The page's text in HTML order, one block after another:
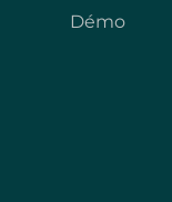
Démo